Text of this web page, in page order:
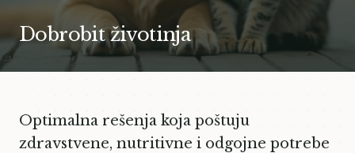
Dobrobit životinja
Optimalna rešenja koja poštuju
zdravstvene, nutritivne i odgojne potrebe